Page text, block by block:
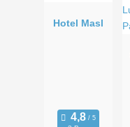
Hotel Masl